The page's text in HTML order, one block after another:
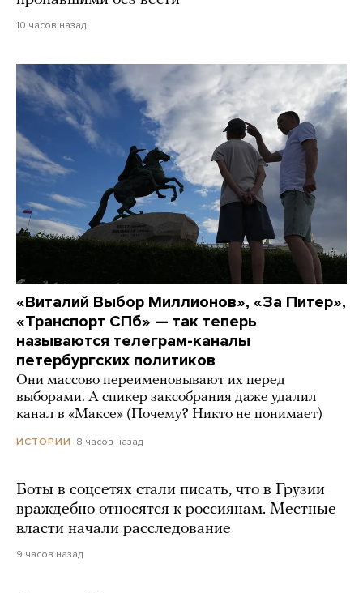
10 часов назад
«Виталий Выбор Миллионов», «За Питер»,
«Транспорт СПб» — так теперь
называются телеграм-каналы
петербургских политиков
Они массово переименовывают их перед
выборами. А спикер заксобрания даже удалил
канал в «Максе» (Почему? Никто не понимает)
ИСТОРИИ 8 часов назад
Боты в соцсетях стали писать, что в Грузии
враждебно относятся к россиянам. Местные
власти начали расследование
9 часов назад